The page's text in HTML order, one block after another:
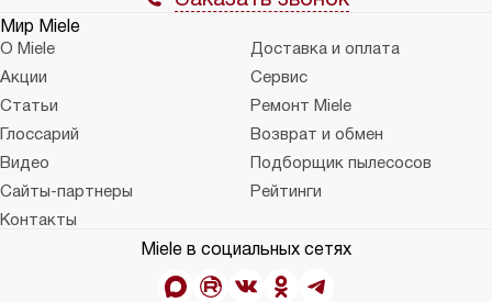
Мир Miele
О Miele
Доставка и оплата
Акции
Сервис
Статьи
Ремонт Miele
Глоссарий
Возврат и обмен
Видео
Подборщик пылесосов
Сайты-партнеры
Рейтинги
Контакты
Miele в социальных сетях